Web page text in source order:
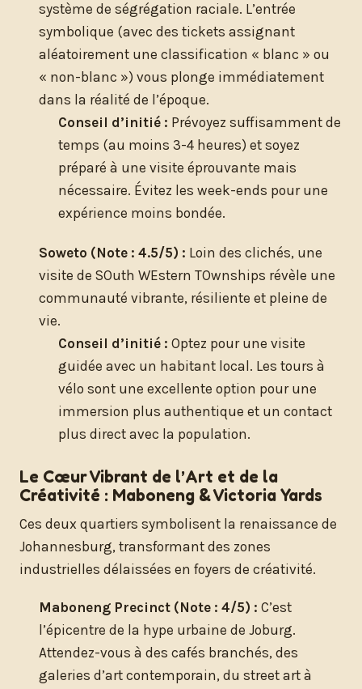
système de ségrégation raciale. L’entrée
symbolique (avec des tickets assignant
aléatoirement une classification « blanc » ou
« non-blanc ») vous plonge immédiatement
dans la réalité de l’époque.
Conseil d’initié : Prévoyez suffisamment de
temps (au moins 3-4 heures) et soyez
préparé à une visite éprouvante mais
nécessaire. Évitez les week-ends pour une
expérience moins bondée.
Soweto (Note : 4.5/5) : Loin des clichés, une
visite de SOuth WEstern TOwnships révèle une
communauté vibrante, résiliente et pleine de
vie.
Conseil d’initié : Optez pour une visite
guidée avec un habitant local. Les tours à
vélo sont une excellente option pour une
immersion plus authentique et un contact
plus direct avec la population.
Le Cœur Vibrant de l’Art et de la
Créativité : Maboneng & Victoria Yards
Ces deux quartiers symbolisent la renaissance de
Johannesburg, transformant des zones
industrielles délaissées en foyers de créativité.
Maboneng Precinct (Note : 4/5) : C’est
l’épicentre de la hype urbaine de Joburg.
Attendez-vous à des cafés branchés, des
galeries d’art contemporain, du street art à